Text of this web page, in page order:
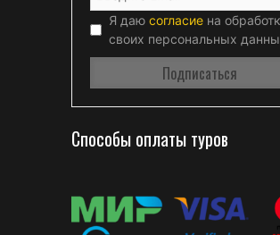
Я даю согласие на
своих персональных
Способы оплаты туров